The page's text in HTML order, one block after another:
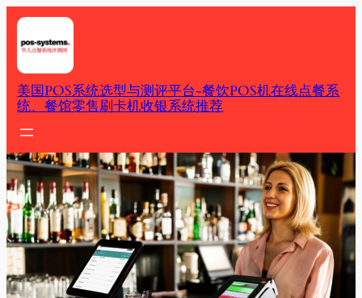
Skip
content
美国POS系统选型与测评平台-餐饮POS机在线点餐系
统、餐馆零售刷卡机收银系统推荐